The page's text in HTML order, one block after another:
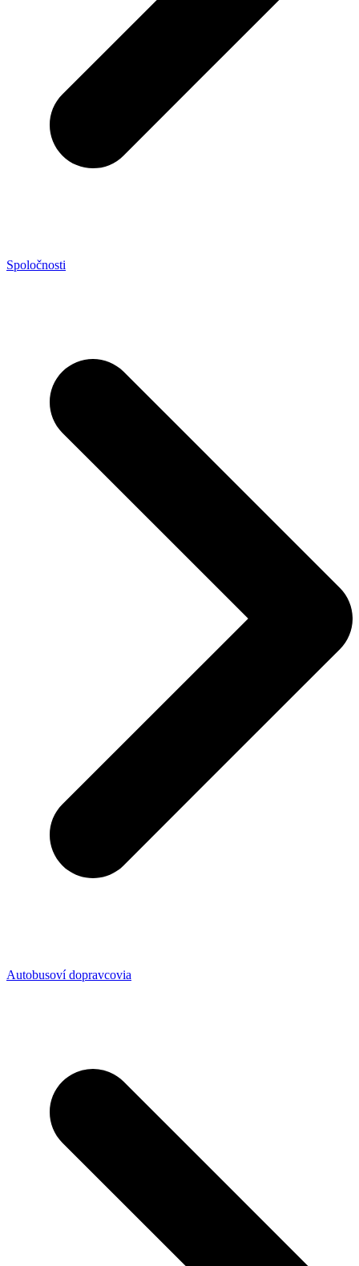
Spoločnosti
Autobusoví dopravcovia